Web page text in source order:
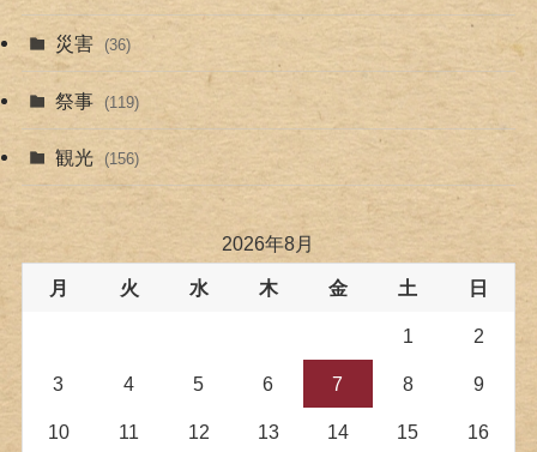
災害 (36)
祭事 (119)
観光 (156)
2026年8月
月 火 水 木 金 土 日
1 2
3 4 5 6 7 8 9
10 11 12 13 14 15 16